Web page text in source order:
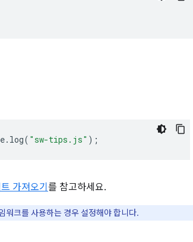
. log( "sw-tips.js" );
가져오기 를 참고하세요.
워크를 사용하는 경우 설정해야 합니다.